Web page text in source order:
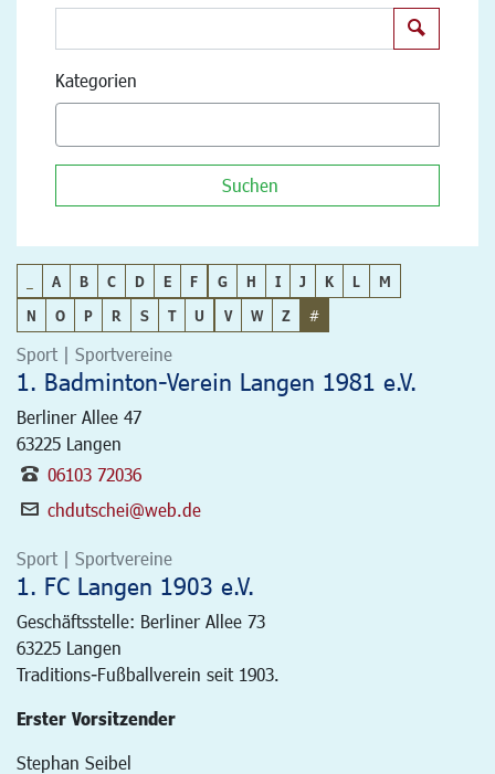
Kategorien
Suchen
A B C D E F G H I J K L
M
N
O P R S T U V W Z #
Sport | Sportvereine
1. Badminton-Verein Langen 1981 e.V.
Berliner Allee 47
63225 Langen
06103 72036
chdutschei@web.de
Sport | Sportvereine
1. FC Langen 1903 e.V.
Geschäftsstelle: Berliner Allee 73
63225 Langen
Traditions-Fußballverein seit 1903.
Erster Vorsitzender
Stephan Seibel